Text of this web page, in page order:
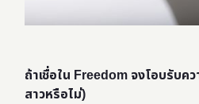
ถ้าเชื่อใน Freedom จงโอบรับคว
สาวหรือไม่)